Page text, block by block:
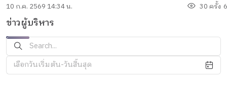
10 ก.ค. 2569 14:34 น. 30 ครั้ง
ข่าวผู้บริหาร
เลือกวันเริ่มต้น-วันสิ้นสุด